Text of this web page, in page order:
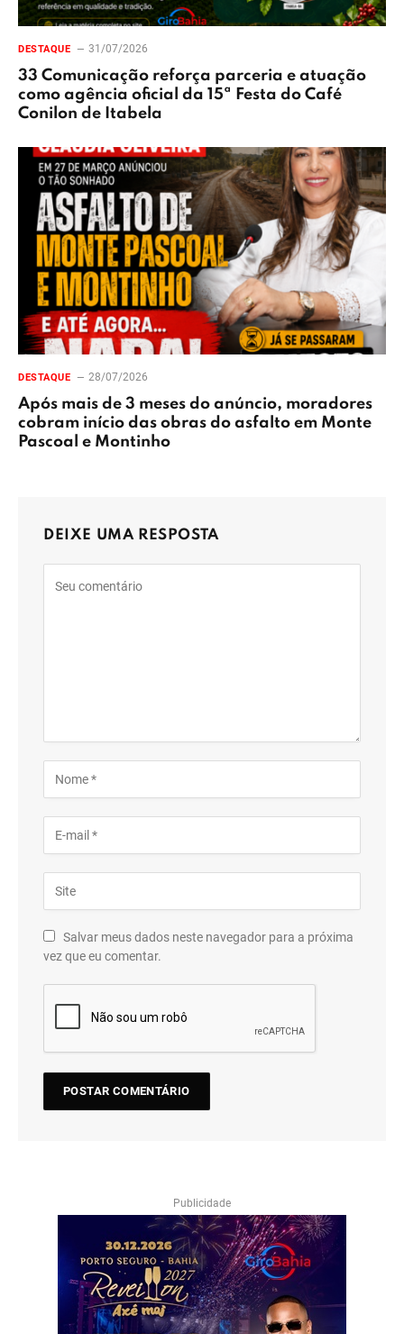
DESTAQUE 31/07/2026
33 Comunicação reforça parceria e atuação
como agência oficial da 15ª Festa do Café
Conilon de Itabela
DESTAQUE 28/07/2026
Após mais de 3 meses do anúncio, moradores
cobram início das obras do asfalto em Monte
Pascoal e Montinho
DEIXE UMA RESPOSTA
Salvar meus dados neste navegador para a próxima
vez que eu comentar.
Publicidade